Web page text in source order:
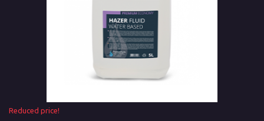
Reduced price!